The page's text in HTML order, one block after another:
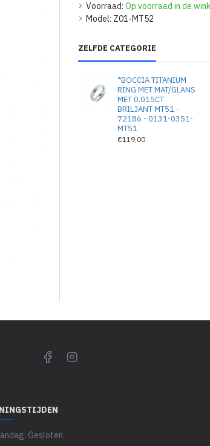
Voorraad: Op voorraad in de
Model: Z01-MT52
ZELFDE CATEGORIE
*BOCCIA TITANIUM
RING MET MAT/GLANS
MET 0.015CT
BRILJANT MT51 -
72186 - 0131-0351-
MT51
€119,00
Gesloten